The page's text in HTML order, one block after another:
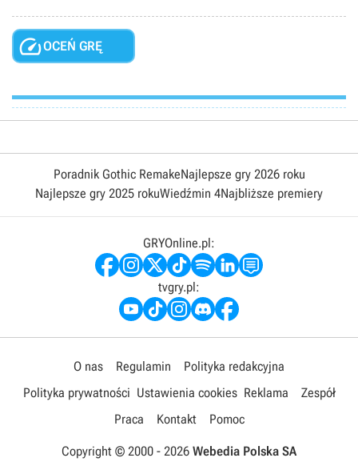
OCEŃ GRĘ
Poradnik Gothic RemakeNajlepsze gry 2026 roku
Najlepsze gry 2025 rokuWiedźmin 4Najbliższe premiery
GRYOnline.pl:
tvgry.pl:
O nas Regulamin
Polityka redakcyjna
Polityka prywatności Ustawienia cookies Reklama
Zespół
Praca
Kontakt Pomoc
Copyright © 2000 - 2026 Webedia Polska SA